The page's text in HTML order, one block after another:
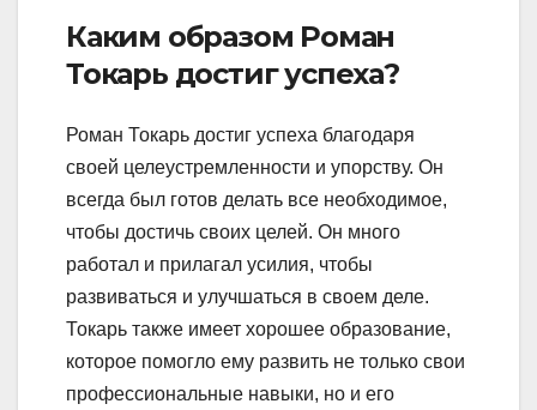
Каким образом Роман
Токарь достиг успеха?
Роман Токарь достиг успеха благодаря
своей целеустремленности и упорству. Он
всегда был готов делать все необходимое,
чтобы достичь своих целей. Он много
работал и прилагал усилия, чтобы
развиваться и улучшаться в своем деле.
Токарь также имеет хорошее образование,
которое помогло ему развить не только свои
профессиональные навыки, но и его